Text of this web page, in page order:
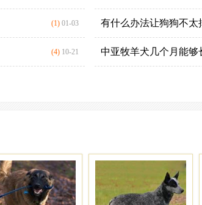
(1) 01-03 有什么办法让狗狗不太
(4) 10-21 中亚牧羊犬几个月能够